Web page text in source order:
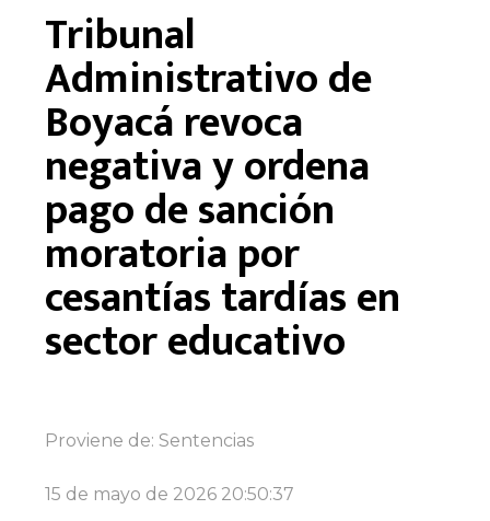
Tribunal
Administrativo de
Boyacá revoca
negativa y ordena
pago de sanción
moratoria por
cesantías tardías en
sector educativo
Proviene de: Sentencias
15 de mayo de 2026 20:50:37